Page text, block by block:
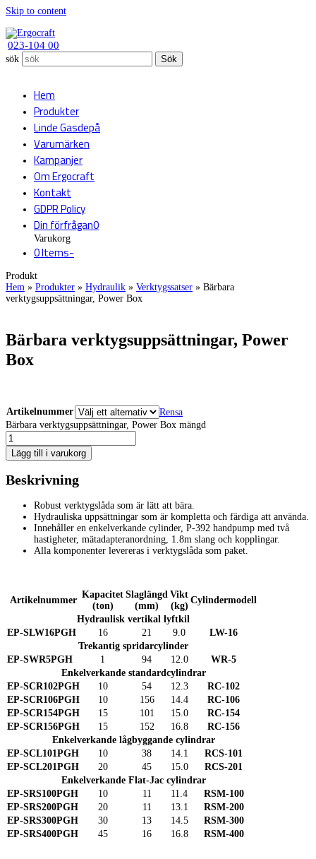
Skip to content
023-104 00
sök Sök
Hem
Produkter
Linde Gasdepå
Varumärken
Kampanjer
Om Ergocraft
Kontakt
GDPR Policy
Din förfrågan0
Varukorg
0 Items-
Produkt
Hem » Produkter » Hydraulik » Verktygssatser » Bärbara
verktygsuppsättningar, Power Box
Bärbara verktygsuppsättningar, Power
Box
Artikelnummer
Rensa
Bärbara verktygsuppsättningar, Power Box mängd
Lägg till i varukorg
Beskrivning
Robust verktygslåda som är lätt att bära.
Hydrauliska uppsättningar som är kompletta och färdiga att använda.
Innehåller en enkelverkande cylinder, P-392 handpump med två
hastigheter, mätadapteranordning, 1.8m slang och kopplingar.
Alla komponenter levereras i verktygslåda som paket.
Artikelnummer
Kapacitet
(ton)
Slaglängd
(mm)
Vikt
(kg)
Cylindermodell
Hydraulisk vertikal lyftkil
EP-SLW16PGH
16 21 9.0
LW-16
Trekantig spridarcylinder
EP-SWR5PGH
1 94 12.0
WR-5
Enkelverkande standardcylindrar
EP-SCR102PGH
10 54 12.3
RC-102
EP-SCR106PGH
10 156 14.4
RC-106
EP-SCR154PGH
15 101 15.0
RC-154
EP-SCR156PGH
15 152 16.8
RC-156
Enkelverkande lågbyggande cylindrar
EP-SCL101PGH
10 38 14.1
RCS-101
EP-SCL201PGH
20 45 15.0
RCS-201
Enkelverkande Flat-Jac cylindrar
EP-SRS100PGH
10 11 11.4
RSM-100
EP-SRS200PGH
20 11 13.1
RSM-200
EP-SRS300PGH
30 13 14.5
RSM-300
EP-SRS400PGH
45 16 16.8 RSM-400